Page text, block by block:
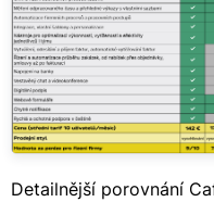
Detailnější porovnání